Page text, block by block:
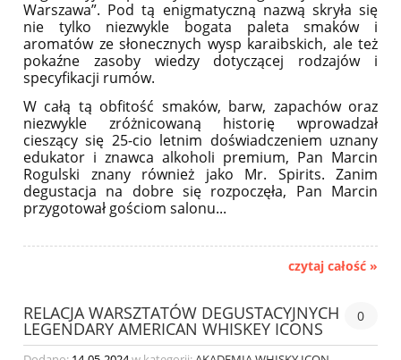
Warszawa”. Pod tą enigmatyczną nazwą skryła się
nie tylko niezwykle bogata paleta smaków i
aromatów ze słonecznych wysp karaibskich, ale też
pokaźne zasoby wiedzy dotyczącej rodzajów i
specyfikacji rumów.
W całą tą obfitość smaków, barw, zapachów oraz
niezwykle zróżnicowaną historię wprowadzał
cieszący się 25-cio letnim doświadczeniem uznany
edukator i znawca alkoholi premium, Pan Marcin
Rogulski znany również jako Mr. Spirits. Zanim
degustacja na dobre się rozpoczęła, Pan Marcin
przygotował gościom salonu...
czytaj całość »
RELACJA WARSZTATÓW DEGUSTACYJNYCH
LEGENDARY AMERICAN WHISKEY ICONS
0